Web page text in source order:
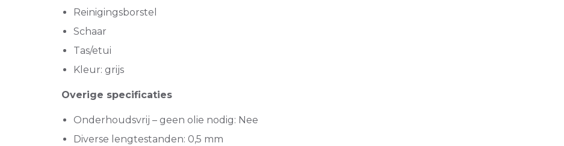
Reinigingsborstel
Schaar
Tas/etui
Kleur: grijs
Overige specificaties
Onderhoudsvrij – geen olie nodig: Nee
Diverse lengtestanden: 0,5 mm